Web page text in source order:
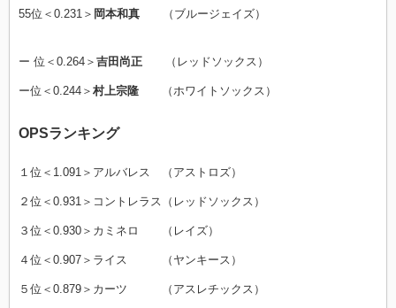
55位＜0.231＞ 岡本和真 （ブルージェイズ）
ー 位＜0.264＞ 吉田尚正 （レッドソックス）
ー位＜0.244＞ 村上宗隆 （ホワイトソックス）
OPSランキング
１位＜1.091＞アルバレス （アストロズ）
２位＜0.931＞コントレラス（レッドソックス）
３位＜0.930＞カミネロ （レイズ）
４位＜0.907＞ライス （ヤンキース）
５位＜0.879＞カーツ （アスレチックス）